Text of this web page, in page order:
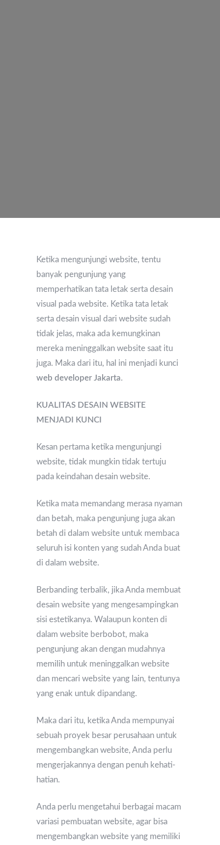
Ketika mengunjungi website, tentu
banyak pengunjung yang
memperhatikan tata letak serta desain
visual pada website. Ketika tata letak
serta desain visual dari website sudah
tidak jelas, maka ada kemungkinan
mereka meninggalkan website saat itu
juga. Maka dari itu, hal ini menjadi kunci
web developer Jakarta.
KUALITAS DESAIN WEBSITE
MENJADI KUNCI
Kesan pertama ketika mengunjungi
website, tidak mungkin tidak tertuju
pada keindahan desain website.
Ketika mata memandang merasa nyaman
dan betah, maka pengunjung juga akan
betah di dalam website untuk membaca
seluruh isi konten yang sudah Anda buat
di dalam website.
Berbanding terbalik, jika Anda membuat
desain website yang mengesampingkan
sisi estetikanya. Walaupun konten di
dalam website berbobot, maka
pengunjung akan dengan mudahnya
memilih untuk meninggalkan website
dan mencari website yang lain, tentunya
yang enak untuk dipandang.
Maka dari itu, ketika Anda mempunyai
sebuah proyek besar perusahaan untuk
mengembangkan website, Anda perlu
mengerjakannya dengan penuh kehati-
hatian.
Anda perlu mengetahui berbagai macam
variasi pembuatan website, agar bisa
mengembangkan website yang memiliki